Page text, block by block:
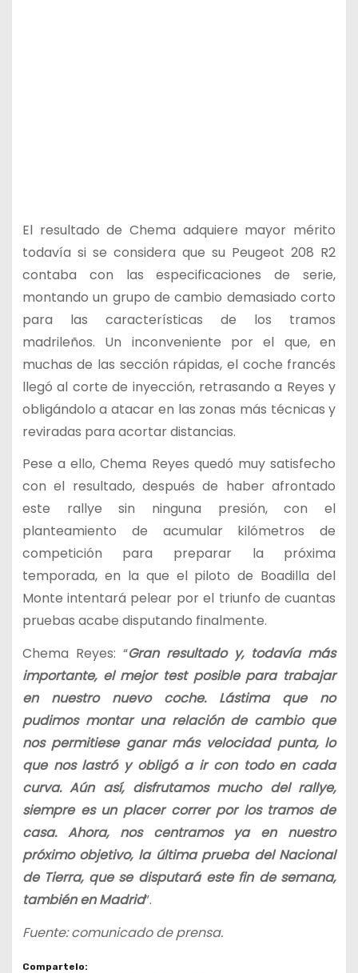
El resultado de Chema adquiere mayor mérito
todavía si se considera que su Peugeot 208 R2
contaba con las especificaciones de serie,
montando un grupo de cambio demasiado corto
para las características de los tramos
madrileños. Un inconveniente por el que, en
muchas de las sección rápidas, el coche francés
llegó al corte de inyección, retrasando a Reyes y
obligándolo a atacar en las zonas más técnicas y
reviradas para acortar distancias.
Pese a ello, Chema Reyes quedó muy satisfecho
con el resultado, después de haber afrontado
este rallye sin ninguna presión, con el
planteamiento de acumular kilómetros de
competición para preparar la próxima
temporada, en la que el piloto de Boadilla del
Monte intentará pelear por el triunfo de cuantas
pruebas acabe disputando finalmente.
Chema Reyes: “Gran resultado y, todavía más
importante, el mejor test posible para trabajar
en nuestro nuevo coche. Lástima que no
pudimos montar una relación de cambio que
nos permitiese ganar más velocidad punta, lo
que nos lastró y obligó a ir con todo en cada
curva. Aún así, disfrutamos mucho del rallye,
siempre es un placer correr por los tramos de
casa. Ahora, nos centramos ya en nuestro
próximo objetivo, la última prueba del Nacional
de Tierra, que se disputará este fin de semana,
también en Madrid”.
Fuente: comunicado de prensa.
Compartelo: